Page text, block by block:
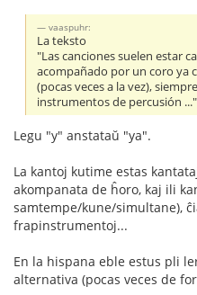
vaaspuhr:
La teksto
"Las canciones suelen estar
acompañado por un coro ya
(pocas veces a la vez),
instrumentos de percusión ..."
Legu "y" anstataŭ "ya".
La kantoj kutime estas
akompanata de ĥoro, kaj ili
samtempe/kune/simultane),
frapinstrumentoj...
En la hispana eble estus pli
alternativa (pocas veces de